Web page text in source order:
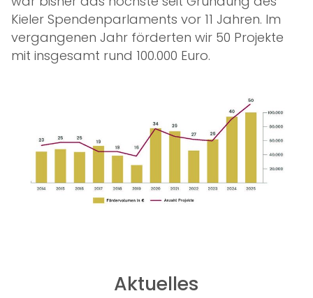
Kieler Spendenparlaments vor 11 Jahren. Im
vergangenen Jahr förderten wir 50 Projekte
mit insgesamt rund 100.000 Euro.
Aktuelles